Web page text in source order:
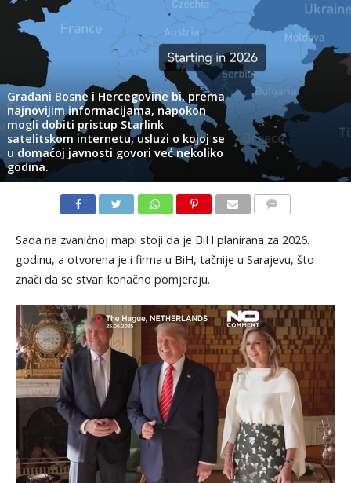
Građani Bosne i Hercegovine bi, prema
najnovijim informacijama, napokon
mogli dobiti pristup Starlink
satelitskom internetu, usluzi o kojoj se
u domaćoj javnosti govori već nekoliko
godina.
Sada na zvaničnoj mapi stoji da je BiH planirana za 2026.
godinu, a otvorena je i firma u BiH, tačnije u Sarajevu, što
znači da se stvari konačno pomjeraju.